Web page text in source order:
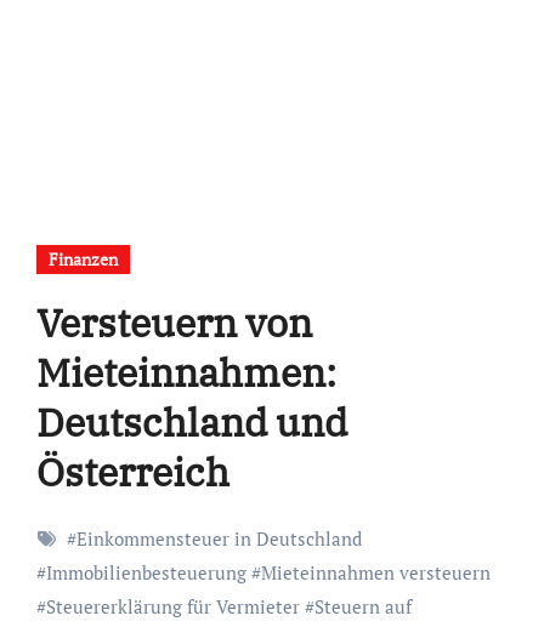
Finanzen
Versteuern von
Mieteinnahmen:
Deutschland und
Österreich
#Einkommensteuer in Deutschland
#Immobilienbesteuerung#Mieteinnahmen versteuern
#Steuererklärung für Vermieter#Steuern auf